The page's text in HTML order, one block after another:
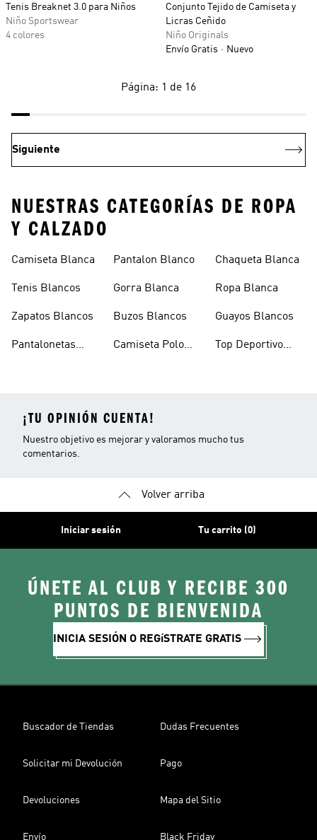
Tenis Breaknet 3.0 para Niños
Niño Sportswear
4 colores
Conjunto Tejido de Camiseta y
Licras Ceñido
Niño Originals
Envío Gratis
Nuevo
Página: 1 de 16
Siguiente
NUESTRAS CATEGORÍAS DE ROPA
Y CALZADO
Camiseta Blanca
Tenis Blancos
Zapatos Blancos
Pantalonetas
Pantalon Blanco
Gorra Blanca
Buzos Blancos
Camiseta Polo
Chaqueta Blanca
Ropa Blanca
Guayos Blancos
Top Deportivo
¡TU OPINIÓN CUENTA!
Nuestro objetivo es mejorar y valoramos mucho tus
comentarios.
Volver arriba
Iniciar sesión Tu carrito (0)
ÚNETE AL CLUB Y RECIBE 300
PUNTOS DE BIENVENIDA
INICIA SESIÓN O REGíSTRATE GRATIS
Buscador de Tiendas Dudas Frecuentes
Solicitar mi Devolución Pago
Devoluciones Mapa del Sitio
Envío Black Friday